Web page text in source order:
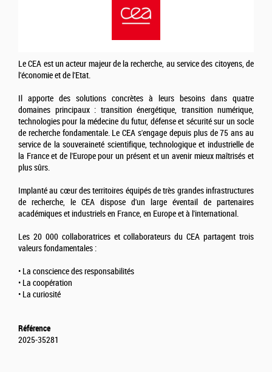
Le CEA est un acteur majeur de la recherche, au service des citoyens, de
l'économie et de l'Etat.
Il apporte des solutions concrètes à leurs besoins dans quatre
domaines principaux : transition énergétique, transition numérique,
technologies pour la médecine du futur, défense et sécurité sur un socle
de recherche fondamentale. Le CEA s'engage depuis plus de 75 ans au
service de la souveraineté scientifique, technologique et industrielle de
la France et de l'Europe pour un présent et un avenir mieux maîtrisés et
plus sûrs.
Implanté au cœur des territoires équipés de très grandes infrastructures
de recherche, le CEA dispose d'un large éventail de partenaires
académiques et industriels en France, en Europe et à l'international.
Les 20 000 collaboratrices et collaborateurs du CEA partagent trois
valeurs fondamentales :
• La conscience des responsabilités
• La coopération
• La curiosité
Référence
2025-35281